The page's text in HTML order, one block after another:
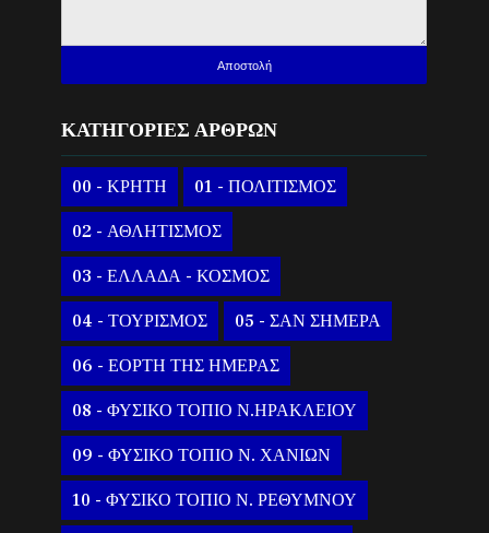
ΚΑΤΗΓΟΡΙΕΣ ΑΡΘΡΩΝ
00 - ΚΡΗΤΗ 01 - ΠΟΛΙΤΙΣΜΟΣ
02 - ΑΘΛΗΤΙΣΜΟΣ
03 - ΕΛΛΑΔΑ - ΚΟΣΜΟΣ
04 - ΤΟΥΡΙΣΜΟΣ 05 - ΣΑΝ ΣΗΜΕΡΑ
06 - ΕΟΡΤΗ ΤΗΣ ΗΜΕΡΑΣ
08 - ΦΥΣΙΚΟ ΤΟΠΙΟ Ν.ΗΡΑΚΛΕΙΟΥ
09 - ΦΥΣΙΚΟ ΤΟΠΙΟ Ν. ΧΑΝΙΩΝ
10 - ΦΥΣΙΚΟ ΤΟΠΙΟ Ν. ΡΕΘΥΜΝΟΥ